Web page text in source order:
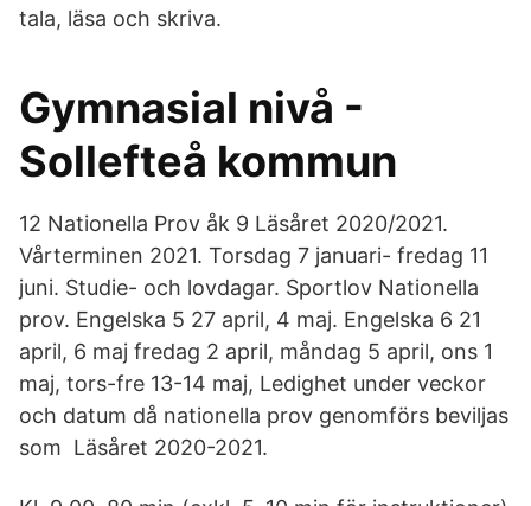
tala, läsa och skriva.
Gymnasial nivå -
Sollefteå kommun
12 Nationella Prov åk 9 Läsåret 2020/2021.
Vårterminen 2021. Torsdag 7 januari- fredag 11
juni. Studie- och lovdagar. Sportlov Nationella
prov. Engelska 5 27 april, 4 maj. Engelska 6 21
april, 6 maj fredag 2 april, måndag 5 april, ons 1
maj, tors-fre 13-14 maj, Ledighet under veckor
och datum då nationella prov genomförs beviljas
som Läsåret 2020-2021.